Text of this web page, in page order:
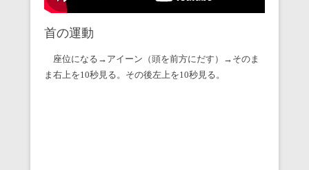
首の運動
座位になる→アイーン（頭を前方にだす）→そのま
ま右上を10秒見る。その後左上を10秒見る。